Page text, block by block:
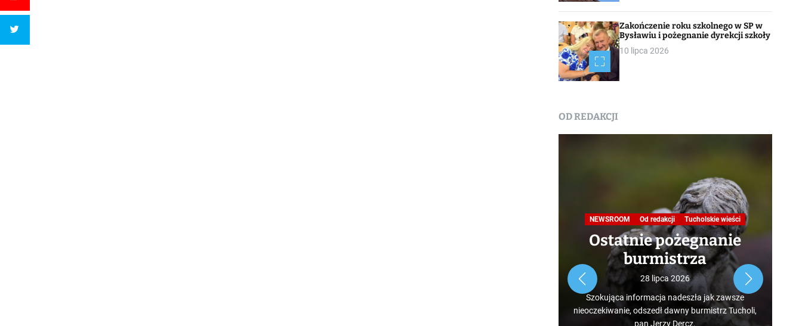
Zakończenie roku szkolnego w SP w
Bysławiu i pożegnanie dyrekcji szkoły
10 lipca 2026
OD REDAKCJI
NEWSROOM Od redakcji Tucholskie wieści
Ostatnie pożegnanie
burmistrza
28 lipca 2026
Szokująca informacja nadeszła jak zawsze
nieoczekiwanie, odszedł dawny burmistrz Tucholi,
pan Jerzy Dercz.